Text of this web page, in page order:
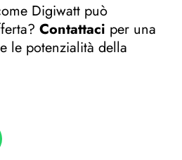
Digiwatt può
Contattaci per una
le potenzialità della